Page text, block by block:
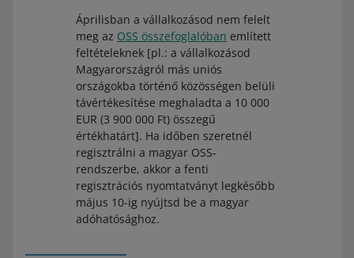
Áprilisban a vállalkozásod nem felelt
meg az OSS összefoglalóban említett
feltételeknek [pl.: a vállalkozásod
Magyarországról más uniós
országokba történő közösségen belüli
távértékesítése meghaladta a 10 000
EUR (3 900 000 Ft) összegű
értékhatárt]. Ha időben szeretnél
regisztrálni a magyar OSS-
rendszerbe, akkor a fenti
regisztrációs nyomtatványt legkésőbb
május 10-ig nyújtsd be a magyar
adóhatósághoz.